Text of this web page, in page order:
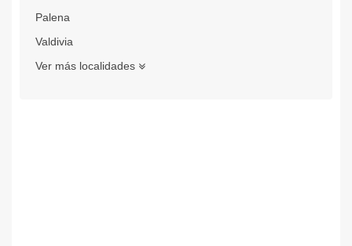
Palena
Valdivia
Ver más localidades